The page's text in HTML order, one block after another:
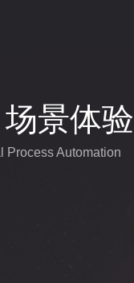
景体验
Process Automation